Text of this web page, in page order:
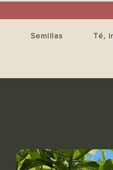
Semillas Té,